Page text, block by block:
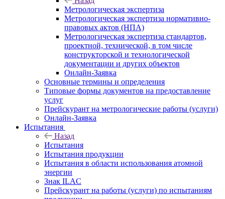
Метрологическая экспертиза
Метрологическая экспертиза нормативно-
правовых актов (НПА)
Метрологическая экспертиза стандартов,
проектной, технической, в том числе
конструкторской и технологической
документации и других объектов
Онлайн-Заявка
Основные термины и определения
Типовые формы документов на предоставление
услуг
Прейскурант на метрологические работы (услуги)
Онлайн-Заявка
Испытания
Назад
Испытания
Испытания продукции
Испытания в области использования атомной
энергии
Знак ILAC
Прейскурант на работы (услуги) по испытаниям